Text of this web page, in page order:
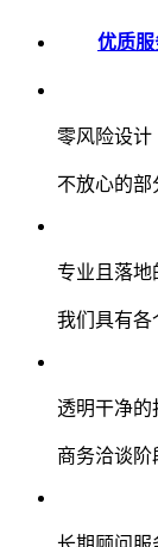
优质服
零风险设计
不放心的部
专业且落地
我们具有各
透明干净的
商务洽谈